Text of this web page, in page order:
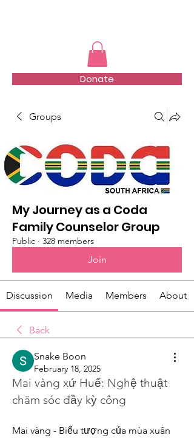
Donate
Groups
My Journey as a Coda
Family Counselor Group
Public · 328 members
Join
Discussion Media Members About
Back
Snake Boon
February 18, 2025
Mai vàng xứ Huế: Nghệ thuật
chăm sóc đầy kỳ công
Mai vàng - Biểu tượng của mùa xuân